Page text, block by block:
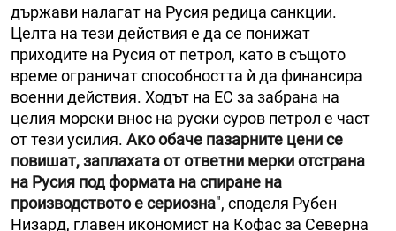
държави налагат на Русия редица санкции.
Целта на тези действия е да се понижат
приходите на Русия от петрол, като в същото
време ограничат способността ѝ да финансира
военни действия. Ходът на ЕС за забрана на
целия морски внос на руски суров петрол е част
от тези усилия. Ако обаче пазарните цени се
повишат, заплахата от ответни мерки отстрана
на Русия под формата на спиране на
производството е сериозна", споделя Рубен
Низард, главен икономист на Кофас за Северна